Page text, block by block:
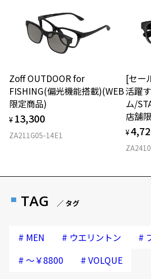
再入荷お知らせメールのお申し込み
Zoff OUTDOOR for
FISHING(偏光機能搭載)(WEB
限定商品)
¥ 13,300
ZA211G05-14E1
[セー
活躍
ム/
店舗
¥
TAG ／ タグ
# MEN # ウエリントン #
# ～￥8800 # VOLQUE